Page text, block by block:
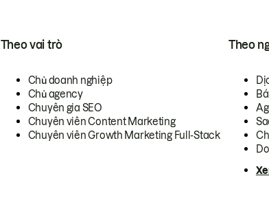
Theo vai trò
Chủ doanh nghiệp
Chủ agency
Chuyên gia SEO
Chuyên viên Content Marketing
Chuyên viên Growth Marketing Full-Stack
Theo